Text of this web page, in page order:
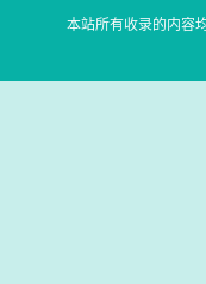
本站所有收录的内容